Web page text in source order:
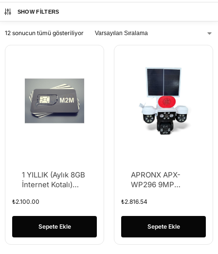
SHOW FILTERS
12 sonucun tümü gösteriliyor
1 YILLIK (Aylık 8GB
İnternet Kotalı)
Taahhütsüz – 4g
Kameralar Türkcell
₺2.100.00
Sepete Ekle
APRONX APX-
WP296 9MP
WIFI ÜÇ KAMERA
24 LED PTZ
₺2.816.54
Sepete Ekle